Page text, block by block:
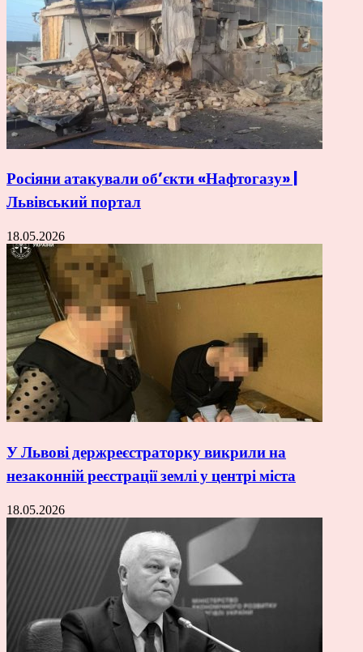
Росіяни атакували об’єкти «Нафтогазу» |
Львівський портал
18.05.2026
У Львові держреєстраторку викрили на
незаконній реєстрації землі у центрі міста
18.05.2026